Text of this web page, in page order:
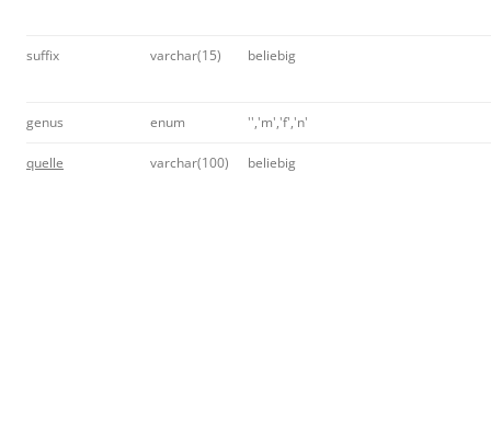
suffix varchar(15) beliebig
genus enum '','m','f','n'
quelle varchar(100) beliebig